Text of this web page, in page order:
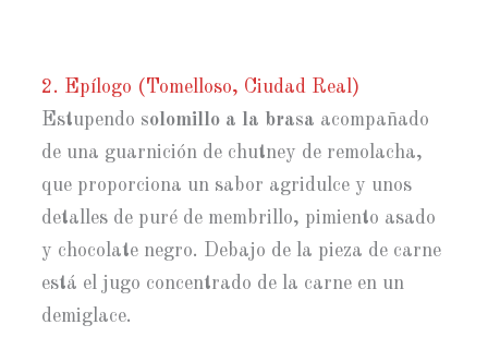
2. Epílogo (Tomelloso, Ciudad Real)
Estupendo solomillo a la brasa acompañado
de una guarnición de chutney de remolacha,
que proporciona un sabor agridulce y unos
detalles de puré de membrillo, pimiento asado
y chocolate negro. Debajo de la pieza de carne
está el jugo concentrado de la carne en un
demiglace.